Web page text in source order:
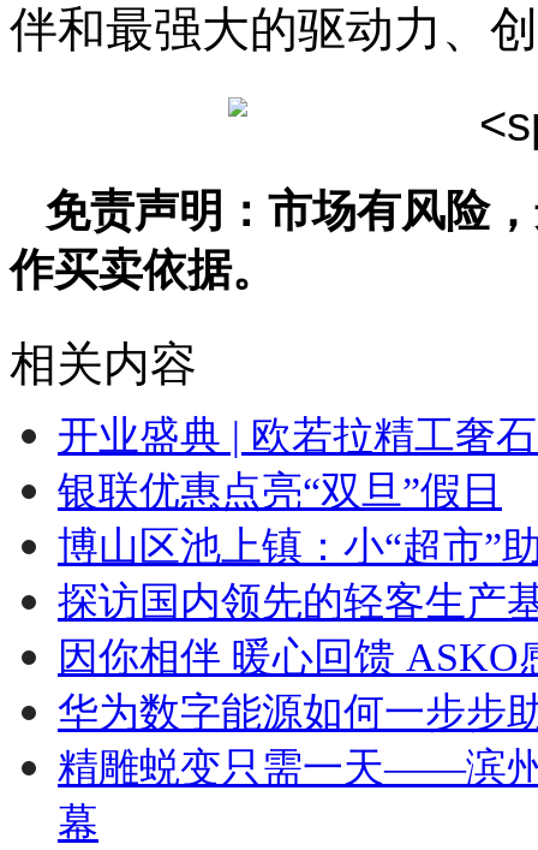
伴和最强大的驱动力、
免责声明：市场有风险
作买卖依据。
相关内容
开业盛典 | 欧若拉精工奢
银联优惠点亮“双旦”假日
博山区池上镇：小“超市”
探访国内领先的轻客生
因你相伴 暖心回馈
华为数字能源如何一步步
精雕蜕变只需一天——滨
幕